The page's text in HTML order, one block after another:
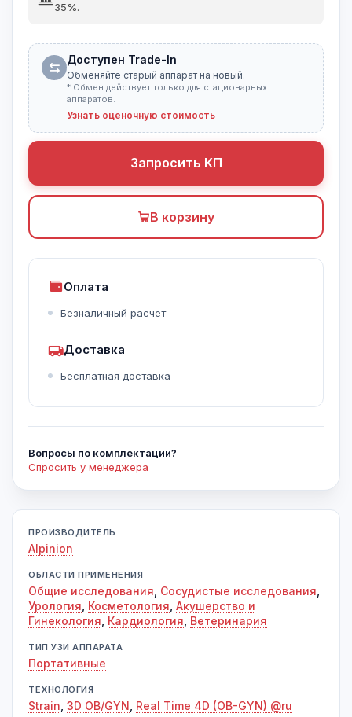
35%.
Доступен Trade-In
Обменяйте старый аппарат на новый.
* Обмен действует только для стационарных
аппаратов.
Узнать оценочную стоимость
Запросить КП
В корзину
Оплата
Безналичный расчет
Доставка
Бесплатная доставка
Вопросы по комплектации?
Спросить у менеджера
ПРОИЗВОДИТЕЛЬ
Alpinion
ОБЛАСТИ ПРИМЕНЕНИЯ
Общие исследования Сосудистые исследования
Урология Косметология Акушерство и
Гинекология Кардиология Ветеринария
ТИП УЗИ АППАРАТА
Портативные
ТЕХНОЛОГИЯ
Strain 3D OB/GYN Real Time 4D (OB-GYN) @ru